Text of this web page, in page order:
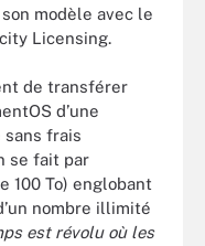
modèle avec le
Licensing.
de transférer
d’une
sans frais
se fait par
100 To) englobant
nombre illimité
est révolu où les